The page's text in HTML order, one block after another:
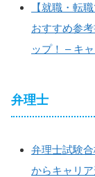
【就職・転
おすすめ参
ップ！ – キ
弁理士
弁理士試験
からキャリ